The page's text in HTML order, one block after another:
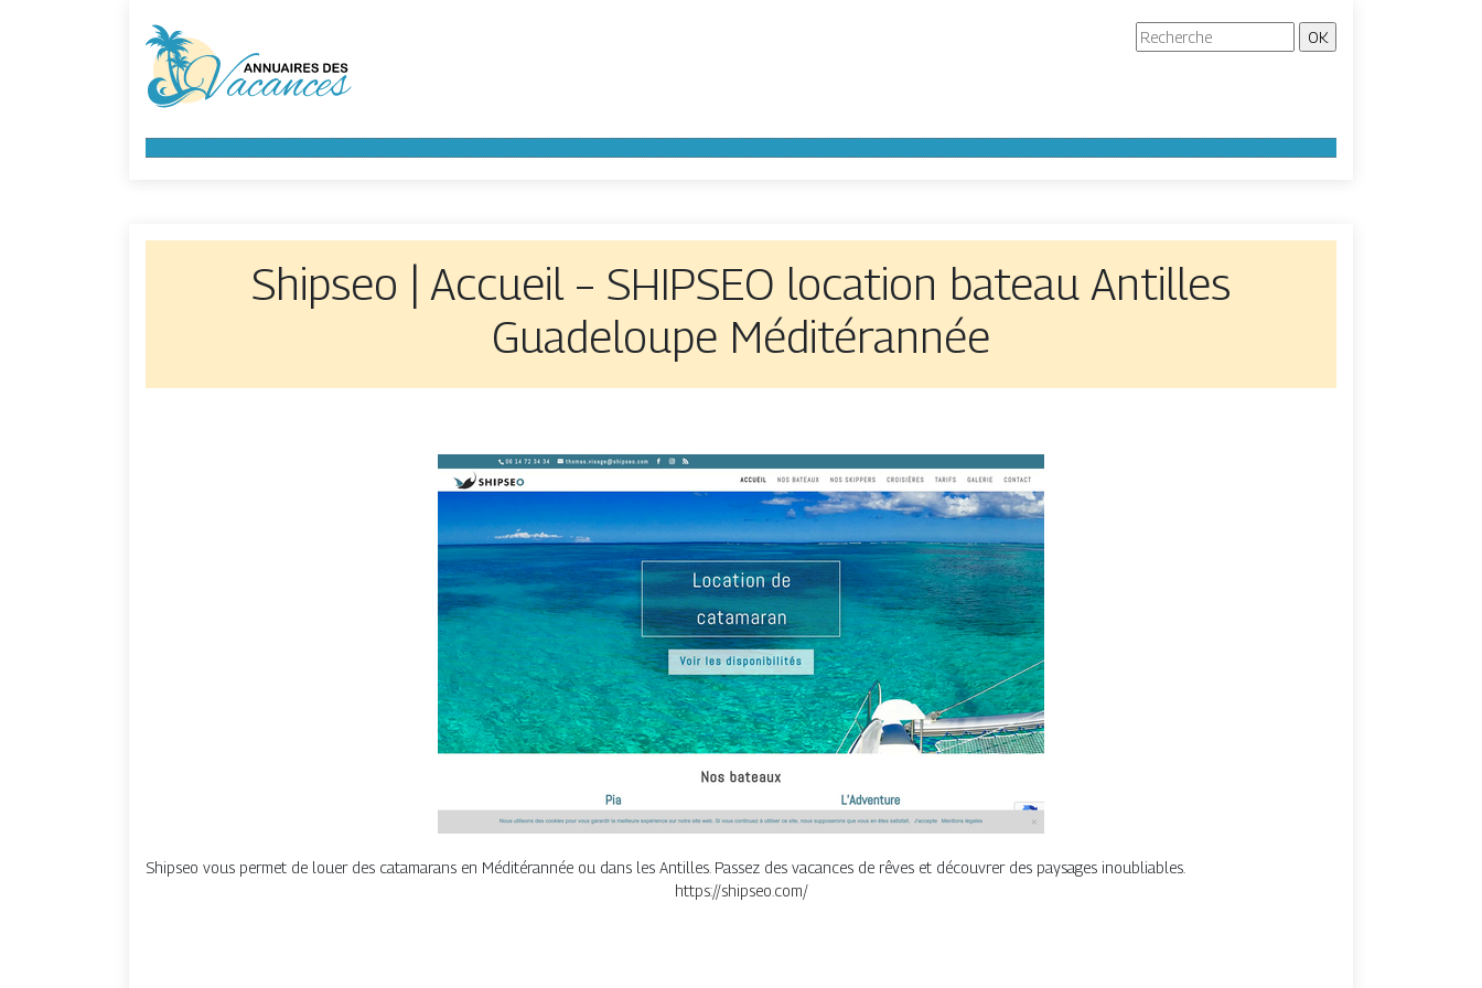
Shipseo | Accueil – SHIPSEO location bateau Antilles
Guadeloupe Méditérannée
Shipseo vous permet de louer des catamarans en Méditérannée ou dans les Antilles. Passez des vacances de rêves et découvrer des paysages inoubliables.
https://shipseo.com/